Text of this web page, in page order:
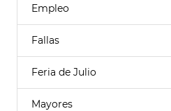
Empleo
Fallas
Feria de Julio
Mayores